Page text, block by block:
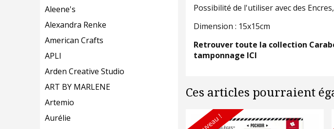
Aleene's
Alexandra Renke
American Crafts
APLI
Arden Creative Studio
ART BY MARLENE
Artemio
Aurélie
Possibilité de l'utiliser avec des
Dimension : 15x15cm
Retrouver toute la collection
tamponnage ICI
Ces articles pourraient